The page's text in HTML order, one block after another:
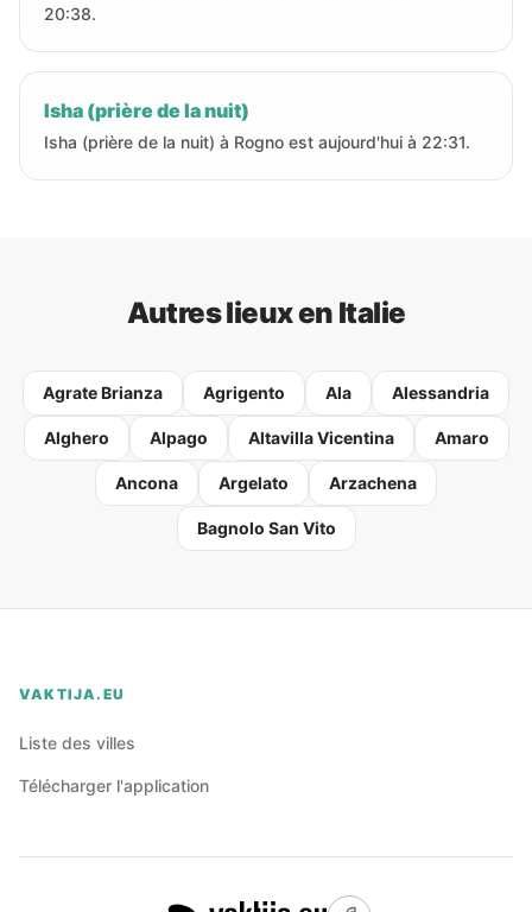
20:38.
Isha (prière de la nuit)
Isha (prière de la nuit) à Rogno est aujourd'hui à 22:31.
Autres lieux en Italie
Agrate Brianza Agrigento Ala Alessandria
Alghero Alpago Altavilla Vicentina Amaro
Ancona Argelato Arzachena
Bagnolo San Vito
VAKTIJA.EU
Liste des villes
Télécharger l'application